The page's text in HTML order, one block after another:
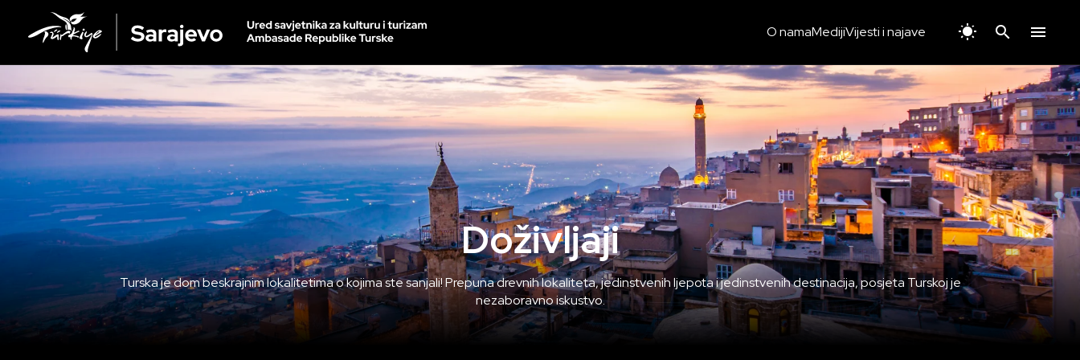
O namaMedijiVijesti i najave
Doživljaji
Turska je dom beskrajnim lokalitetima o kojima ste sanjali! Prepuna drevnih lokaliteta, jedinstvenih ljepota i jedinstvenih destinacija, posjeta Turskoj je
nezaboravno iskustvo.